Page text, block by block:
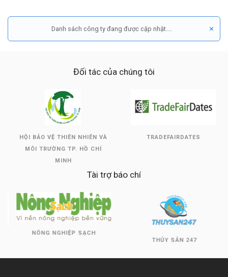
Danh sách công ty đang được cập nhật.... ×
Đối tác của chúng tôi
HỘI BẢO VỆ THIÊN NHIÊN VÀ
MÔI TRƯỜNG TP. HỒ CHÍ
MINH
TRADEFAIRDATES
Tài trợ báo chí
NÔNG NGHIỆP SẠCH
THỦY SẢN 247